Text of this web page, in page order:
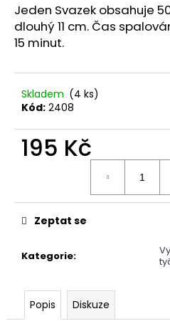
Jeden Svazek obsahuje
dlouhý 11 cm. Čas
15 minut.
Skladem (4 ks)
Kód: 2408
195 Kč
Kategorie:
Zeptat se
Popis Diskuze
u
č
u
e
m
e
TAROT
699
Kč